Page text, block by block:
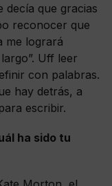
decía que gracias
reconocer que
me logrará
Uff leer
con palabras.
hay detrás, a
escribir.
ha sido tu